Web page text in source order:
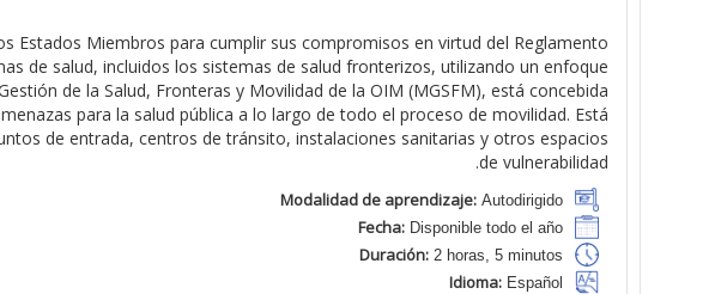
Estados Miembros para cumplir sus compromisos en virtud del Reglamento
de salud, incluidos los sistemas de salud fronterizos, utilizando un enfoque
de la Salud, Fronteras y Movilidad de la OIM (MGSFM), está concebida
para la salud pública a lo largo de todo el proceso de movilidad. Está
de entrada, centros de tránsito, instalaciones sanitarias y otros espacios
de vulnerabilidad
.
Modalidad de aprendizaje: Autodirigido
Fecha: Disponible todo el año
Duración: 2 horas, 5 minutos
Idioma: Español